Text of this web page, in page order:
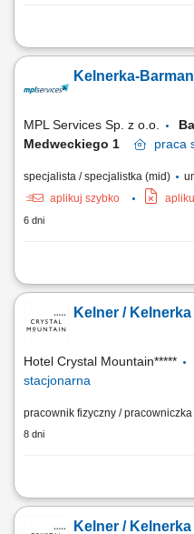
Profesjonalna obsługa gości w
Dbanie o estetykę, ład i czystość
z kuchnią oraz zespołem
Kelnerka-
MPL Services Sp. z o.o.
Medweckiego 1
praca
specjalista / specjalistka (mid)
aplikuj szybko
6 dni
Opis stanowiska pracy Staranne
Bieżące utrzymanie czystości w
Przyjmowanie i realizacja
Kelner /
Hotel Crystal Mountain*****
stacjonarna
pracownik fizyczny /
8 dni
Czym będziesz się zajmować?
Aktywnie promować ofertę
Kelner /